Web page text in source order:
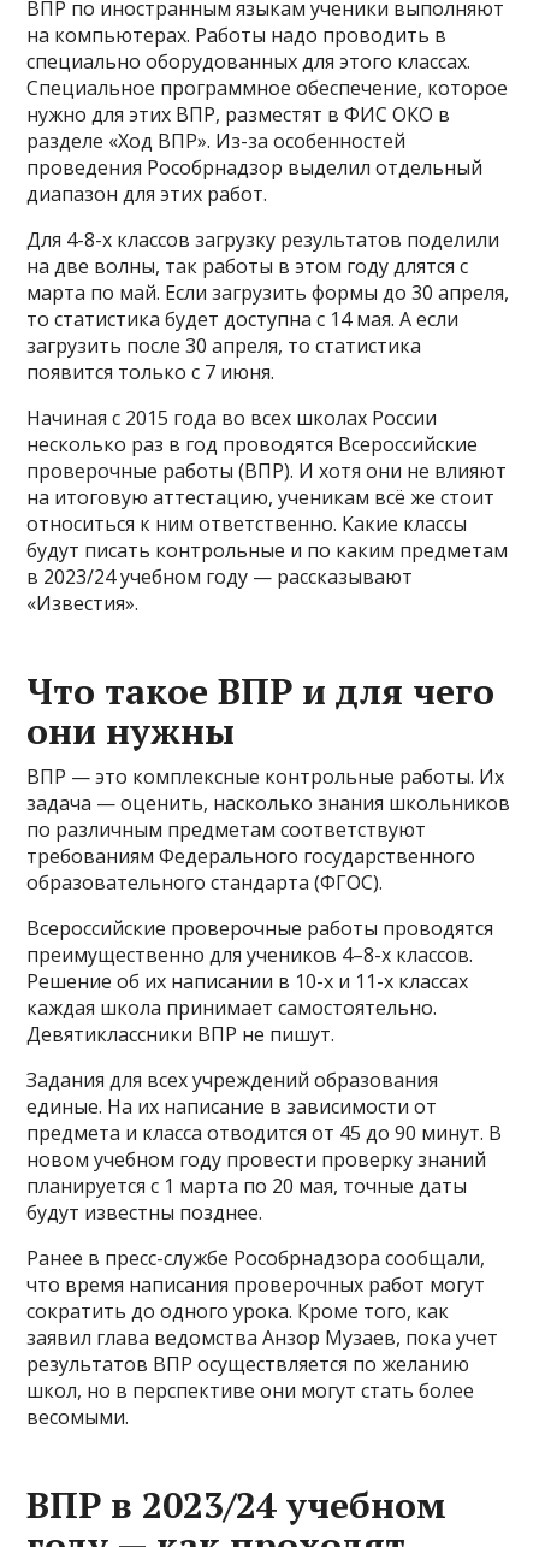
ВПР по иностранным языкам ученики выполняют
на компьютерах. Работы надо проводить в
специально оборудованных для этого классах.
Специальное программное обеспечение, которое
нужно для этих ВПР, разместят в ФИС ОКО в
разделе «Ход ВПР». Из-за особенностей
проведения Рособрнадзор выделил отдельный
диапазон для этих работ.
Для 4-8-х классов загрузку результатов поделили
на две волны, так работы в этом году длятся с
марта по май. Если загрузить формы до 30 апреля,
то статистика будет доступна с 14 мая. А если
загрузить после 30 апреля, то статистика
появится только с 7 июня.
Начиная с 2015 года во всех школах России
несколько раз в год проводятся Всероссийские
проверочные работы (ВПР). И хотя они не влияют
на итоговую аттестацию, ученикам всё же стоит
относиться к ним ответственно. Какие классы
будут писать контрольные и по каким предметам
в 2023/24 учебном году — рассказывают
«Известия».
Что такое ВПР и для чего
они нужны
ВПР — это комплексные контрольные работы. Их
задача — оценить, насколько знания школьников
по различным предметам соответствуют
требованиям Федерального государственного
образовательного стандарта (ФГОС).
Всероссийские проверочные работы проводятся
преимущественно для учеников 4–8-х классов.
Решение об их написании в 10-х и 11-х классах
каждая школа принимает самостоятельно.
Девятиклассники ВПР не пишут.
Задания для всех учреждений образования
единые. На их написание в зависимости от
предмета и класса отводится от 45 до 90 минут. В
новом учебном году провести проверку знаний
планируется с 1 марта по 20 мая, точные даты
будут известны позднее.
Ранее в пресс-службе Рособрнадзора сообщали,
что время написания проверочных работ могут
сократить до одного урока. Кроме того, как
заявил глава ведомства Анзор Музаев, пока учет
результатов ВПР осуществляется по желанию
школ, но в перспективе они могут стать более
весомыми.
ВПР в 2023/24 учебном